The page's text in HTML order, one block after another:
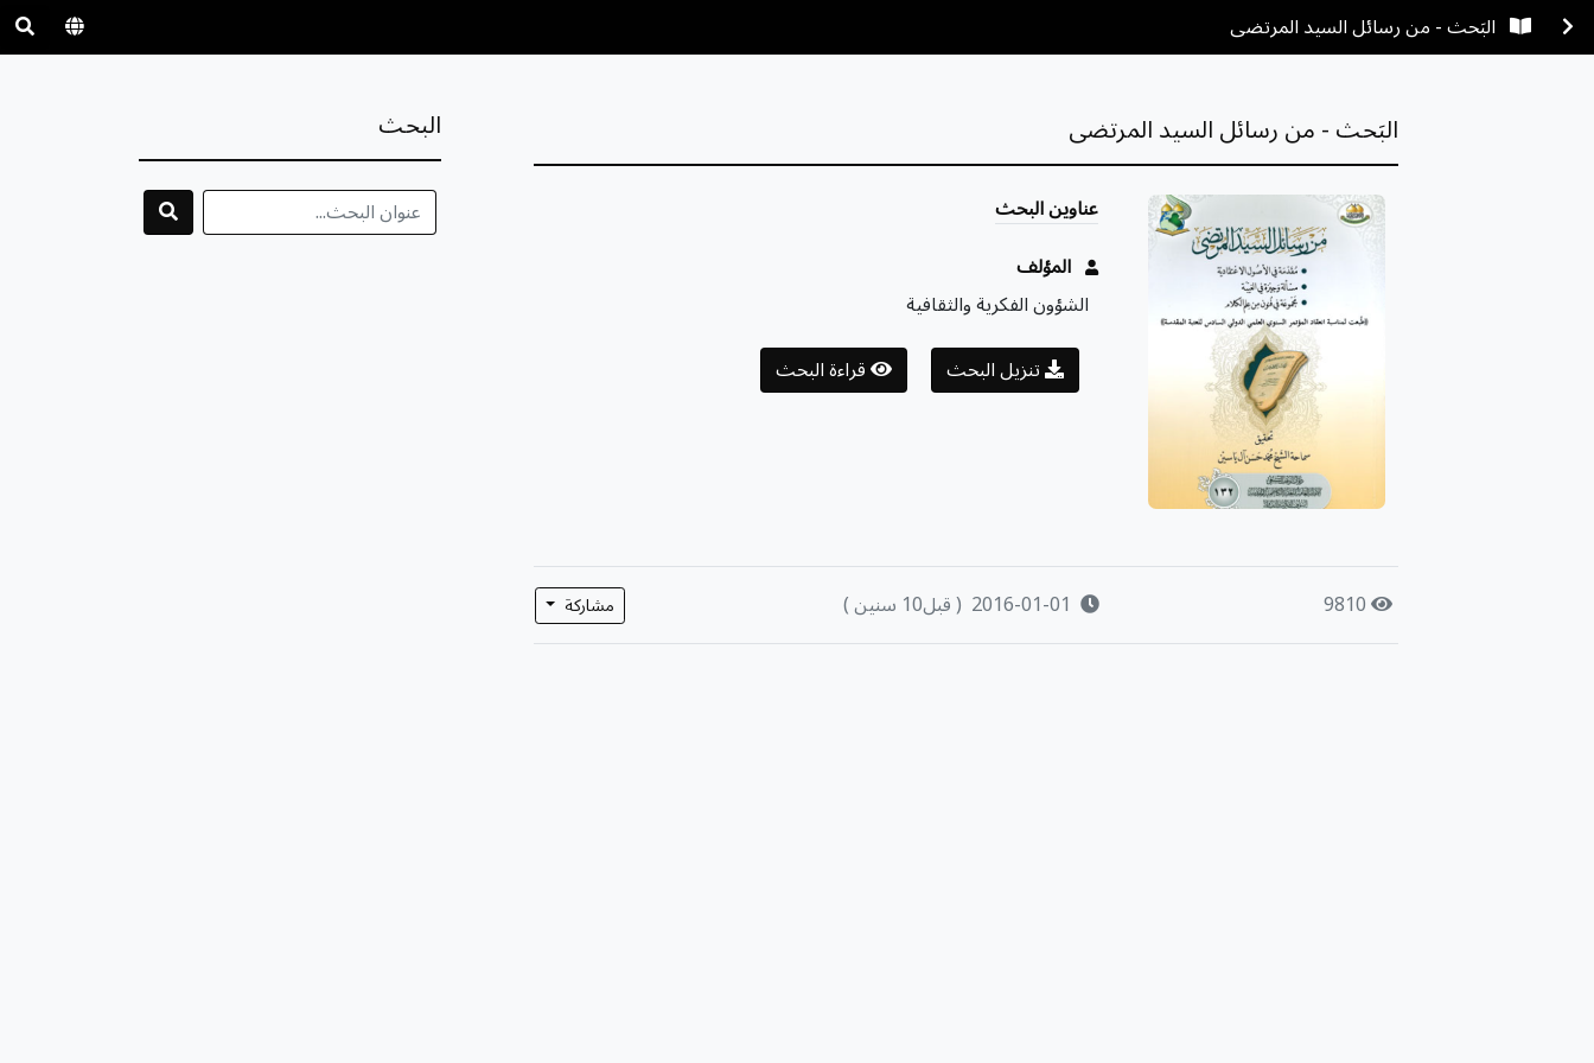
البَحث - من رسائل السيد المرتضى
البَحث - من رسائل السيد المرتضى
عناوين البحث
المؤلف
الشؤون الفكرية والثقافية
تنزيل البحث
قراءة البحث
9810
2016-01-01 ( قبل10 سنين ) مشاركة
البحث